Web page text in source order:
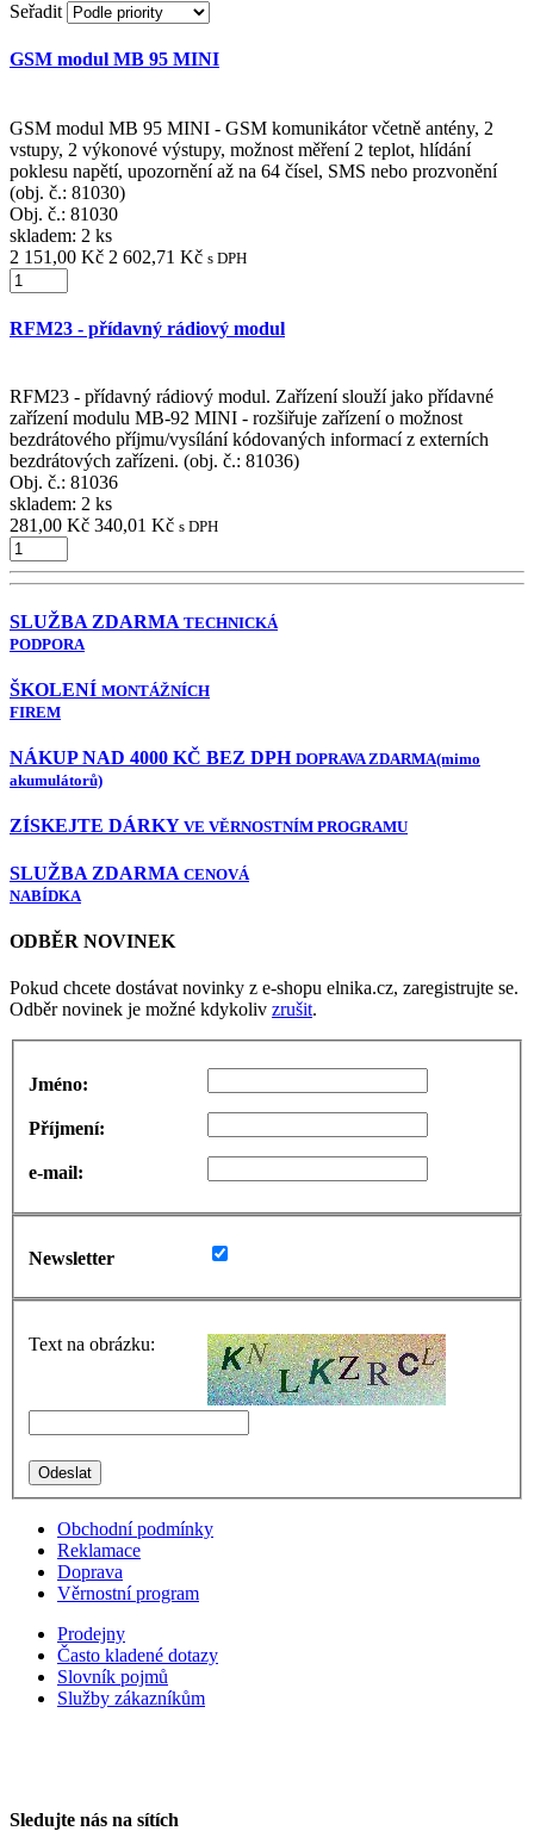
Seřadit
GSM modul MB 95 MINI
GSM modul MB 95 MINI - GSM komunikátor včetně antény, 2
vstupy, 2 výkonové výstupy, možnost měření 2 teplot, hlídání
poklesu napětí, upozornění až na 64 čísel, SMS nebo prozvonění
(obj. č.: 81030)
Obj. č.: 81030
skladem: 2 ks
2 151,00 Kč 2 602,71 Kč s DPH
RFM23 - přídavný rádiový modul
RFM23 - přídavný rádiový modul. Zařízení slouží jako přídavné
zařízení modulu MB-92 MINI - rozšiřuje zařízení o možnost
bezdrátového příjmu/vysílání kódovaných informací z externích
bezdrátových zařízeni. (obj. č.: 81036)
Obj. č.: 81036
skladem: 2 ks
281,00 Kč 340,01 Kč s DPH
SLUŽBA ZDARMA TECHNICKÁ
PODPORA
ŠKOLENÍ MONTÁŽNÍCH
FIREM
NÁKUP NAD 4000 KČ BEZ DPH DOPRAVA ZDARMA(mimo
akumulátorů)
ZÍSKEJTE DÁRKY VE VĚRNOSTNÍM PROGRAMU
SLUŽBA ZDARMA CENOVÁ
NABÍDKA
ODBĚR NOVINEK
Pokud chcete dostávat novinky z e-shopu elnika.cz, zaregistrujte se.
Odběr novinek je možné kdykoliv zrušit.
Jméno:
Příjmení:
e-mail:
Newsletter
Text na obrázku:
Obchodní podmínky
Reklamace
Doprava
Věrnostní program
Prodejny
Často kladené dotazy
Slovník pojmů
Služby zákazníkům
Sledujte nás na sítích